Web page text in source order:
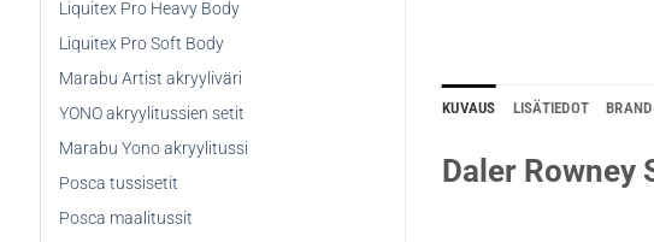
Liquitex Pro Heavy Body
Liquitex Pro Soft Body
Marabu Artist akryyliväri
YONO akryylitussien setit
Marabu Yono akryylitussi
Posca tussisetit
Posca maalitussit
KUVAUS LISÄTIEDOT BRAND
Daler Rowney